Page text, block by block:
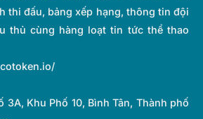
khái niệm top ghi bàn là gì trong
bóng đá?
là bằng chứng giúp cầu thủ
đẳng cấp cá nhân, ghi dấu
như tầm ảnh hưởng của mình
thi đấu, bảng xếp hạng, thông tin đội
thủ cùng hàng loạt tin tức thể thao
3A, Khu Phố 10, Bình Tân, Thành phố